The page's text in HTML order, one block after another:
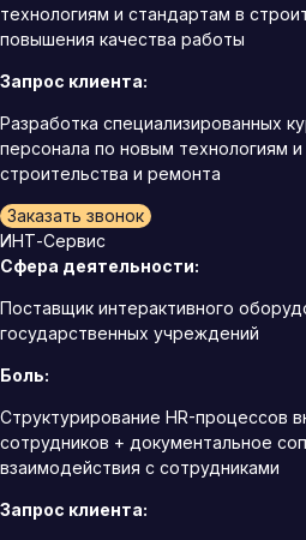
технологиям и стандартам в
повышения качества работы
Запрос клиента:
Разработка специализированных
персонала по новым технологиям
строительства и ремонта
Заказать звонок
ИНТ-Сервис
Сфера деятельности:
Поставщик интерактивного
государственных учреждений
Боль:
Структурирование HR-процессов
сотрудников + документальное
взаимодействия с сотрудниками
Запрос клиента: